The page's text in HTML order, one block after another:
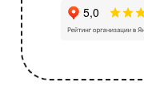
162 отзыва